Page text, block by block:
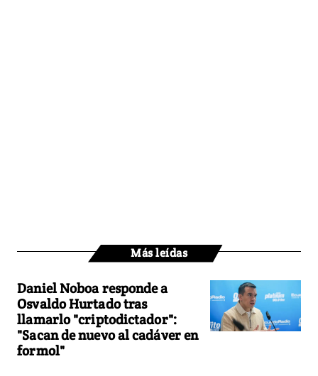
Más leídas
Daniel Noboa responde a
Osvaldo Hurtado tras
llamarlo "criptodictador":
"Sacan de nuevo al cadáver en
formol"